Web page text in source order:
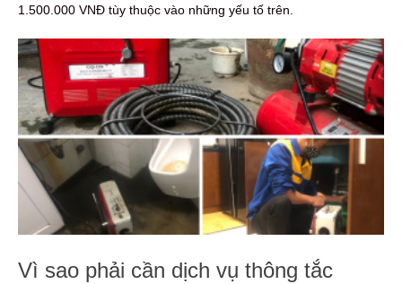
1.500.000 VNĐ tùy thuộc vào những yếu tố trên.
Vì sao phải cần dịch vụ thông tắc